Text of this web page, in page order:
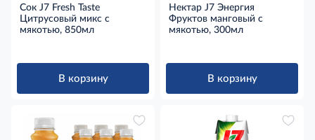
Сок J7 Fresh Taste
Цитрусовый микс с
мякотью, 850мл
В корзину
Нектар J7 Энергия
Фруктов манговый с
мякотью, 300мл
В корзину